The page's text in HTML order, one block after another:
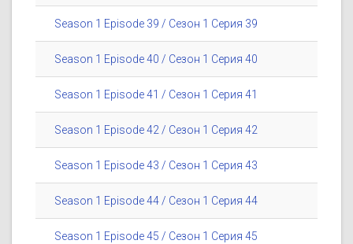
Season 1 Episode 39 / Сезон 1 Серия 39
Season 1 Episode 40 / Сезон 1 Серия 40
Season 1 Episode 41 / Сезон 1 Серия 41
Season 1 Episode 42 / Сезон 1 Серия 42
Season 1 Episode 43 / Сезон 1 Серия 43
Season 1 Episode 44 / Сезон 1 Серия 44
Season 1 Episode 45 / Сезон 1 Серия 45